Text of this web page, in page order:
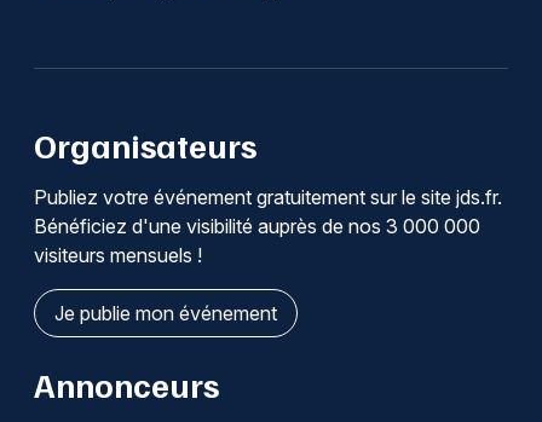
Organisateurs
Publiez votre événement gratuitement sur le site jds.fr.
Bénéficiez d'une visibilité auprès de nos 3 000 000
visiteurs mensuels !
Je publie mon événement
Annonceurs